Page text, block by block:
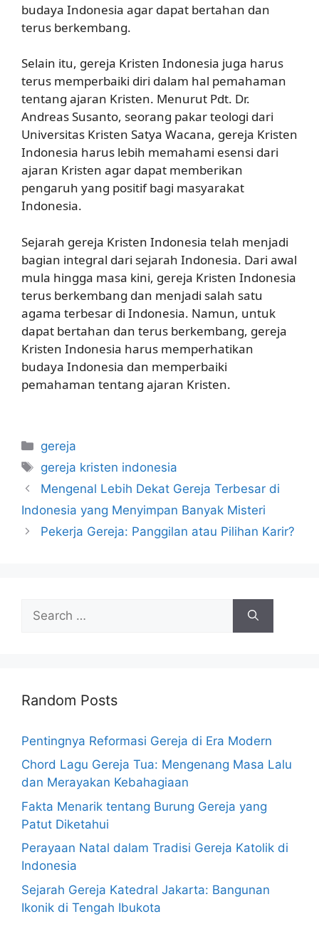
budaya Indonesia agar dapat bertahan dan
terus berkembang.
Selain itu, gereja Kristen Indonesia juga harus
terus memperbaiki diri dalam hal pemahaman
tentang ajaran Kristen. Menurut Pdt. Dr.
Andreas Susanto, seorang pakar teologi dari
Universitas Kristen Satya Wacana, gereja Kristen
Indonesia harus lebih memahami esensi dari
ajaran Kristen agar dapat memberikan
pengaruh yang positif bagi masyarakat
Indonesia.
Sejarah gereja Kristen Indonesia telah menjadi
bagian integral dari sejarah Indonesia. Dari awal
mula hingga masa kini, gereja Kristen Indonesia
terus berkembang dan menjadi salah satu
agama terbesar di Indonesia. Namun, untuk
dapat bertahan dan terus berkembang, gereja
Kristen Indonesia harus memperhatikan
budaya Indonesia dan memperbaiki
pemahaman tentang ajaran Kristen.
Categories
gereja
Tags
gereja kristen indonesia
Mengenal Lebih Dekat Gereja Terbesar di
Indonesia yang Menyimpan Banyak Misteri
Pekerja Gereja: Panggilan atau Pilihan Karir?
for:
Random Posts
Pentingnya Reformasi Gereja di Era Modern
Chord Lagu Gereja Tua: Mengenang Masa Lalu
dan Merayakan Kebahagiaan
Fakta Menarik tentang Burung Gereja yang
Patut Diketahui
Perayaan Natal dalam Tradisi Gereja Katolik di
Indonesia
Sejarah Gereja Katedral Jakarta: Bangunan
Ikonik di Tengah Ibukota